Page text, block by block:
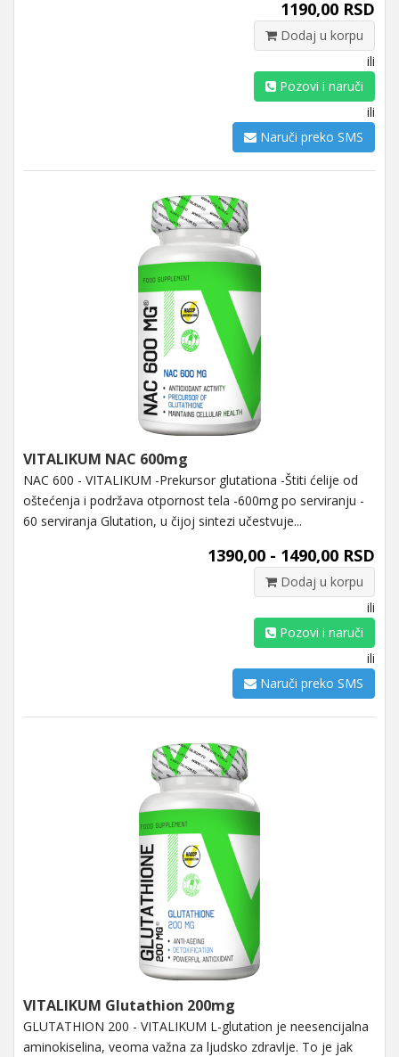
1190,00 RSD
Dodaj u korpu
ili
Pozovi i naruči
ili
Naruči preko SMS
VITALIKUM NAC 600mg
NAC 600 - VITALIKUM -Prekursor glutationa -Štiti ćelije od
oštećenja i podržava otpornost tela -600mg po serviranju -
60 serviranja Glutation, u čijoj sintezi učestvuje...
1390,00 - 1490,00 RSD
Dodaj u korpu
ili
Pozovi i naruči
ili
Naruči preko SMS
VITALIKUM Glutathion 200mg
GLUTATHION 200 - VITALIKUM L-glutation je neesencijalna
aminokiselina, veoma važna za ljudsko zdravlje. To je jak